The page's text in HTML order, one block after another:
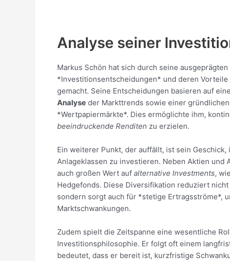
Analyse seiner
Markus Schön hat sich durch seine ausgeprägten
*Investitionsentscheidungen* und deren Vorteile
gemacht. Seine Entscheidungen basieren auf
Analyse der Markttrends sowie einer
*Wertpapiermärkte*. Dies ermöglichte ihm,
beeindruckende Renditen zu erzielen.
Ein weiterer Punkt, der auffällt, ist sein Geschick,
Anlageklassen zu investieren. Neben Aktien und
auch großen Wert auf alternative Investments,
Hedgefonds. Diese Diversifikation reduziert nicht
sondern sorgt auch für *stetige Ertragsströme*,
Marktschwankungen.
Zudem spielt die Zeitspanne eine wesentliche
Investitionsphilosophie. Er folgt oft einem
bedeutet, dass er bereit ist, kurzfristige